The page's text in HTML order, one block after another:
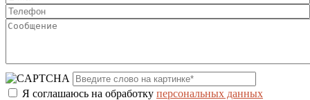
Я соглашаюсь на обработку персональных данных